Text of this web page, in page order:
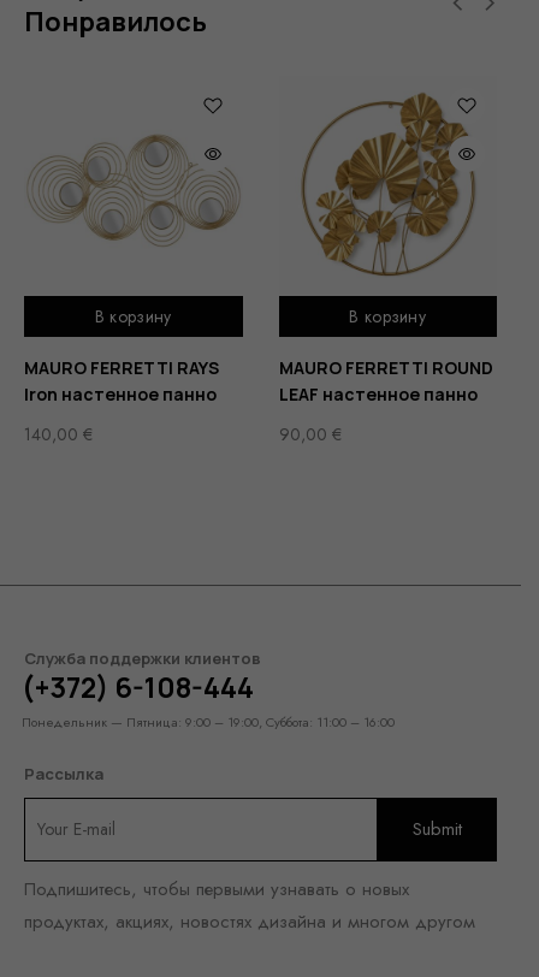
Понравилось
В корзину
MAURO FERRETTI RAYS
Iron настенное панно
140,00 €
В корзину
MAURO FERRETTI ROUND
LEAF настенное панно
90,00 €
Служба поддержки клиентов
(+372) 6-108-444
Понедельник — Пятница: 9:00 – 19:00, Суббота: 11:00 – 16:00
Рассылка
Подпишитесь, чтобы первыми узнавать о новых
продуктах, акциях, новостях дизайна и многом другом